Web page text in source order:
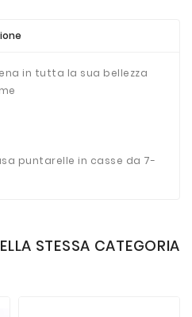
in tutta la sua bellezza
puntarelle in casse da 7-
STESSA CATEGORIA